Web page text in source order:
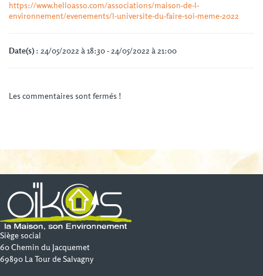
https://www.helloasso.com/associations/maison-de-l-
environnement/evenements/l-universite-du-faire-soi-meme-2022
Date(s): 24/05/2022 à 18:30 - 24/05/2022 à 21:00
Les commentaires sont fermés !
Siège social
60 Chemin du Jacquemet
69890 La Tour de Salvagny